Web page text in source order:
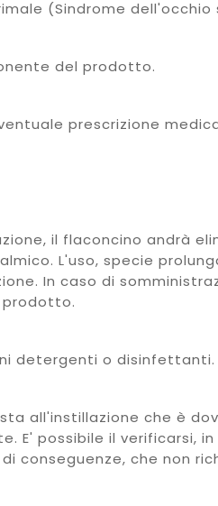
(Sindrome dell'occhio
del prodotto.
prescrizione
il flaconcino andrà
L'uso, specie
In caso di
detergenti o disinfettanti.
all'instillazione che è
E' possibile il verificarsi,
conseguenze, che non